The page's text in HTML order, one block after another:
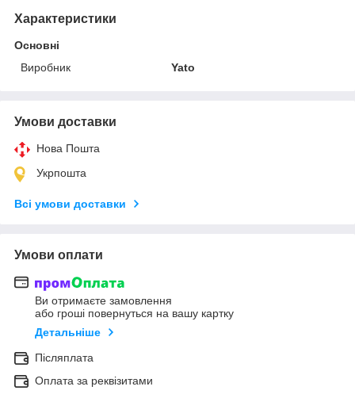
Характеристики
Основні
Виробник
Yato
Умови доставки
Нова Пошта
Укрпошта
Всі умови доставки
Умови оплати
Ви отримаєте замовлення
або гроші повернуться на вашу картку
Детальніше
Післяплата
Оплата за реквізитами